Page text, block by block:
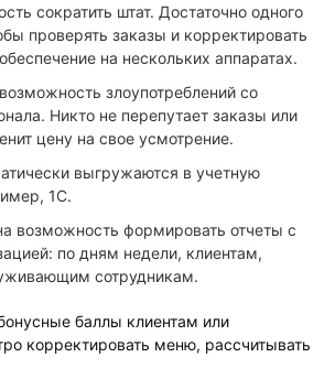
сократить штат. Достаточно одного
проверять заказы и корректировать
на нескольких аппаратах.
злоупотреблений со
Никто не перепутает заказы или
цену на свое усмотрение.
выгружаются в учетную
1С.
возможность формировать отчеты с
по дням недели, клиентам,
сотрудникам.
баллы клиентам или
корректировать меню, рассчитывать